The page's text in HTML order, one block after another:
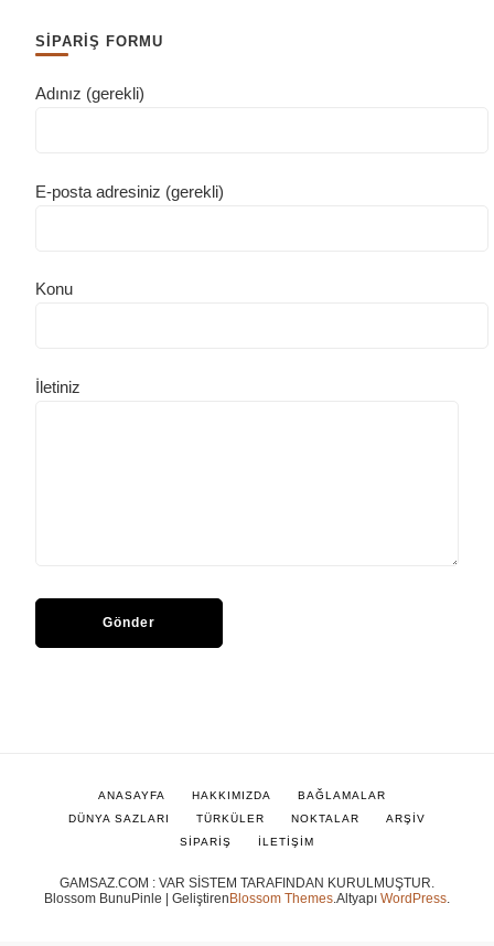
SİPARİŞ FORMU
Adınız (gerekli)
E-posta adresiniz (gerekli)
Konu
İletiniz
GAMSAZ.COM : VAR SİSTEM TARAFINDAN KURULMUŞTUR.
Blossom BunuPinle | GeliştirenBlossom Themes .Altyapı WordPress
ANASAYFA HAKKIMIZDA
BAĞLAMALAR
DÜNYA SAZLARI
TÜRKÜLER NOKTALAR
ARŞİV
SİPARİŞ
İLETİŞİM